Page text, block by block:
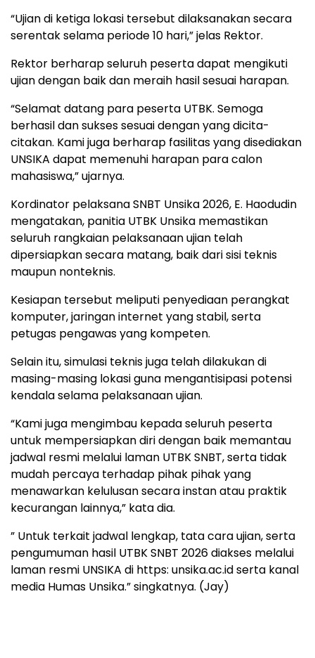
“Ujian di ketiga lokasi tersebut dilaksanakan secara
serentak selama periode 10 hari,” jelas Rektor.
Rektor berharap seluruh peserta dapat mengikuti
ujian dengan baik dan meraih hasil sesuai harapan.
“Selamat datang para peserta UTBK. Semoga
berhasil dan sukses sesuai dengan yang dicita-
citakan. Kami juga berharap fasilitas yang disediakan
UNSIKA dapat memenuhi harapan para calon
mahasiswa,” ujarnya.
Kordinator pelaksana SNBT Unsika 2026, E. Haodudin
mengatakan, panitia UTBK Unsika memastikan
seluruh rangkaian pelaksanaan ujian telah
dipersiapkan secara matang, baik dari sisi teknis
maupun nonteknis.
Kesiapan tersebut meliputi penyediaan perangkat
komputer, jaringan internet yang stabil, serta
petugas pengawas yang kompeten.
Selain itu, simulasi teknis juga telah dilakukan di
masing-masing lokasi guna mengantisipasi potensi
kendala selama pelaksanaan ujian.
“Kami juga mengimbau kepada seluruh peserta
untuk mempersiapkan diri dengan baik memantau
jadwal resmi melalui laman UTBK SNBT, serta tidak
mudah percaya terhadap pihak pihak yang
menawarkan kelulusan secara instan atau praktik
kecurangan lainnya,” kata dia.
” Untuk terkait jadwal lengkap, tata cara ujian, serta
pengumuman hasil UTBK SNBT 2026 diakses melalui
laman resmi UNSIKA di https: unsika.ac.id serta kanal
media Humas Unsika.” singkatnya. (Jay)